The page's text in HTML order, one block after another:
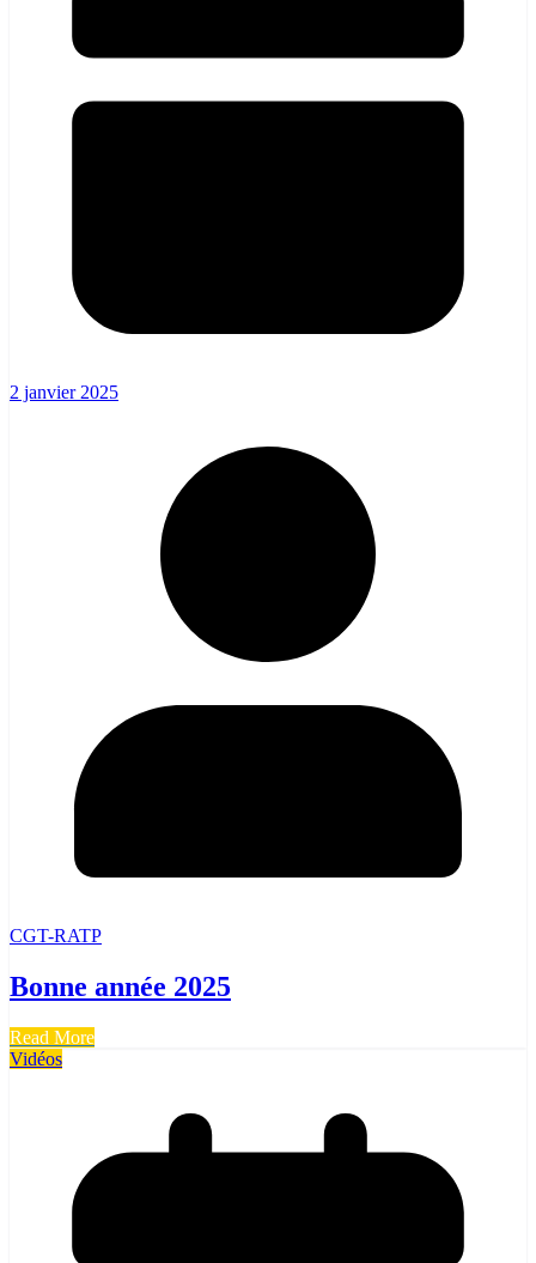
2 janvier 2025
CGT-RATP
Bonne année 2025
Read More
Vidéos